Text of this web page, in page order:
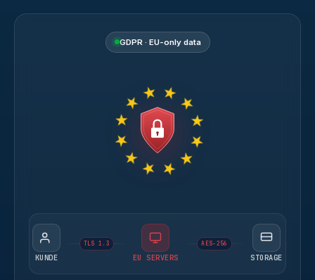
GDPR · EU-only data
KUNDE
TLS 1.3
EU SERVERS
AES-256
STORAGE